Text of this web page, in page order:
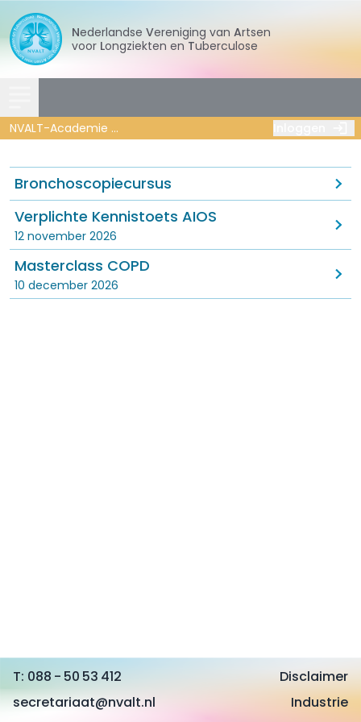
Nederlandse Vereniging van
Artsen
voor Longziekten en Tuberculose
NVALT-Academie
Bronchoscopiecursus
Verplichte Kennistoets AIOS
12 november 2026
Masterclass COPD
10 december 2026
088 - 50 53 412
secretariaat@nvalt.nl
Disclaimer
Industrie